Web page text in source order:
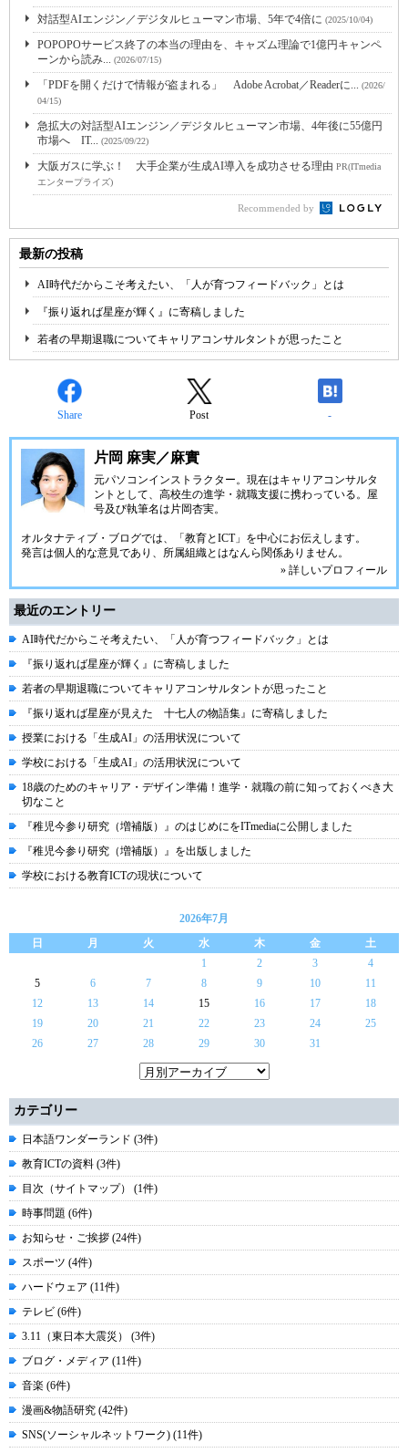
対話型AIエンジン／デジタルヒューマン市場、5年で4倍に (2025/10/04)
POPOPOサービス終了の本当の理由を、キャズム理論で1億円キャンペ
ーンから読み... (2026/07/15)
「PDFを開くだけで情報が盗まれる」 Adobe Acrobat／Readerに... (2026/
04/15)
急拡大の対話型AIエンジン／デジタルヒューマン市場、4年後に55億円
市場へ IT... (2025/09/22)
大阪ガスに学ぶ！ 大手企業が生成AI導入を成功させる理由 PR(ITmedia
エンタープライズ)
Recommended by
最新の投稿
AI時代だからこそ考えたい、「人が育つフィードバック」とは
『振り返れば星座が輝く』に寄稿しました
若者の早期退職についてキャリアコンサルタントが思ったこと
Share Post -
片岡 麻実／麻實
元パソコンインストラクター。現在はキャリアコンサルタ
ントとして、高校生の進学・就職支援に携わっている。屋
号及び執筆名は片岡杏実。
オルタナティブ・ブログでは、「教育とICT」を中心にお伝えします。
発言は個人的な意見であり、所属組織とはなんら関係ありません。
» 詳しいプロフィール
最近のエントリー
AI時代だからこそ考えたい、「人が育つフィードバック」とは
『振り返れば星座が輝く』に寄稿しました
若者の早期退職についてキャリアコンサルタントが思ったこと
『振り返れば星座が見えた 十七人の物語集』に寄稿しました
授業における「生成AI」の活用状況について
学校における「生成AI」の活用状況について
18歳のためのキャリア・デザイン準備！進学・就職の前に知っておくべき大
切なこと
『稚児今参り研究（増補版）』のはじめにをITmediaに公開しました
『稚児今参り研究（増補版）』を出版しました
学校における教育ICTの現状について
2026年7月
日
月 火 水 木 金
土
1
2 3
4
5
6 7 8 9 10
11
12
13 14 15 16 17
18
19
20 21 22 23 24
25
26
27 28 29 30 31
カテゴリー
日本語ワンダーランド (3件)
教育ICTの資料 (3件)
目次（サイトマップ） (1件)
時事問題 (6件)
お知らせ・ご挨拶 (24件)
スポーツ (4件)
ハードウェア (11件)
テレビ (6件)
3.11（東日本大震災） (3件)
ブログ・メディア (11件)
音楽 (6件)
漫画&物語研究 (42件)
SNS(ソーシャルネットワーク) (11件)